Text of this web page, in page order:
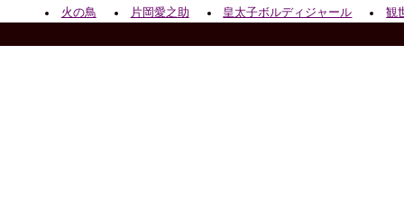
火の鳥
片岡愛之助 皇太子ボルディジャール 観